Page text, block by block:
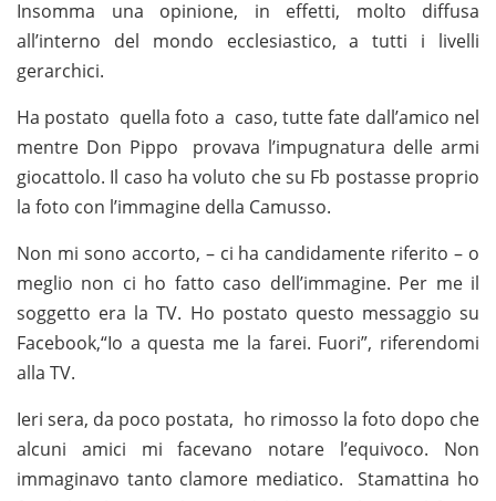
Insomma una opinione, in effetti, molto diffusa
all’interno del mondo ecclesiastico, a tutti i livelli
gerarchici.
Ha postato quella foto a caso, tutte fate dall’amico nel
mentre Don Pippo provava l’impugnatura delle armi
giocattolo. Il caso ha voluto che su Fb postasse proprio
la foto con l’immagine della Camusso.
Non mi sono accorto, – ci ha candidamente riferito – o
meglio non ci ho fatto caso dell’immagine. Per me il
soggetto era la TV. Ho postato questo messaggio su
Facebook,“Io a questa me la farei. Fuori”, riferendomi
alla TV.
Ieri sera, da poco postata, ho rimosso la foto dopo che
alcuni amici mi facevano notare l’equivoco. Non
immaginavo tanto clamore mediatico. Stamattina ho